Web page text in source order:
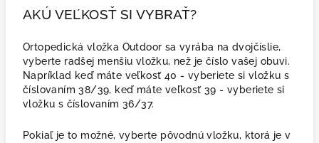
AKÚ VEĽKOSŤ SI VYBRAŤ?
Ortopedická vložka Outdoor sa vyrába na dvojčíslie,
vyberte radšej menšiu vložku, než je číslo vašej obuvi.
Napríklad keď máte veľkosť 40 - vyberiete si vložku s
číslovaním 38/39, keď máte veľkosť 39 - vyberiete si
vložku s číslovaním 36/37.
Pokiaľ je to možné, vyberte pôvodnú vložku, ktorá je v